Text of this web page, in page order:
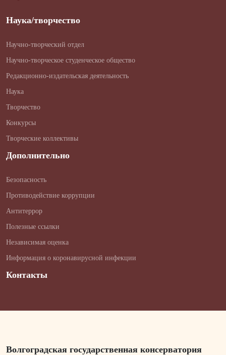
Наука/творчество
Научно-творческий отдел
Научно-творческое студенческое общество
Редакционно-издательская деятельность
Наука
Творчество
Конкурсы
Творческие коллективы
Дополнительно
Безопасность
Противодействие коррупции
Антитеррор
Полезные ссылки
Независимая оценка
Информация о коронавирусной инфекции
Контакты
Волгоградская государственная консерватория